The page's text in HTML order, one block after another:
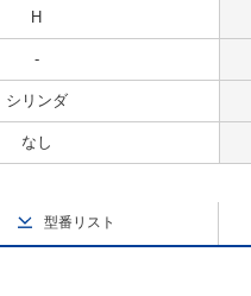
H
-
シリンダ
なし
型番リスト